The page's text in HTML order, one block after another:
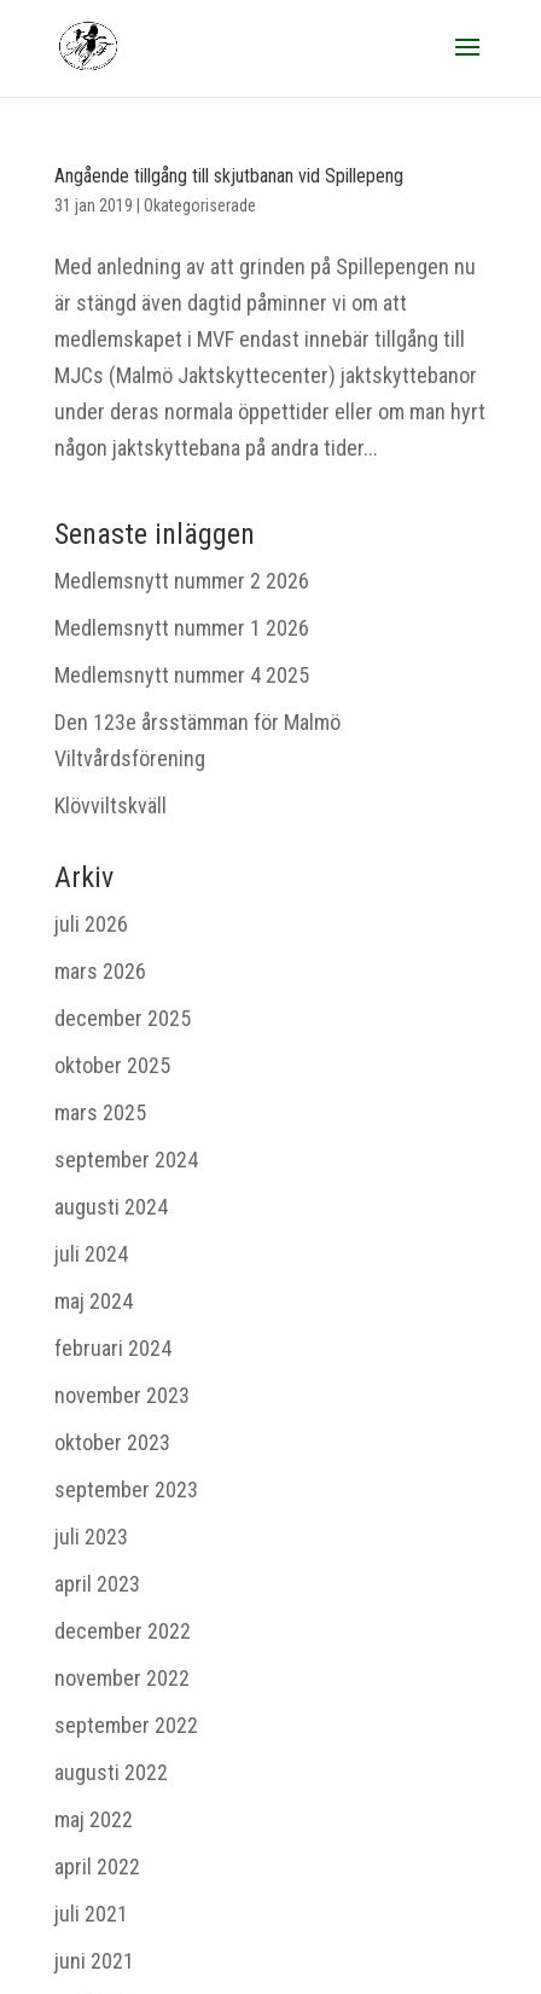
Angående tillgång till skjutbanan vid Spillepeng
31 jan 2019 Okategoriserade
Med anledning av att grinden på Spillepengen nu
är stängd även dagtid påminner vi om att
medlemskapet i MVF endast innebär tillgång till
MJCs (Malmö Jaktskyttecenter) jaktskyttebanor
under deras normala öppettider eller om man hyrt
någon jaktskyttebana på andra tider...
Senaste inläggen
Medlemsnytt nummer 2 2026
Medlemsnytt nummer 1 2026
Medlemsnytt nummer 4 2025
Den 123e årsstämman för Malmö
Viltvårdsförening
Klövviltskväll
Arkiv
juli 2026
mars 2026
december 2025
oktober 2025
mars 2025
september 2024
augusti 2024
juli 2024
maj 2024
februari 2024
november 2023
oktober 2023
september 2023
juli 2023
april 2023
december 2022
november 2022
september 2022
augusti 2022
maj 2022
april 2022
juli 2021
juni 2021